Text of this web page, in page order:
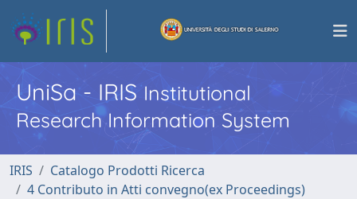
UniSa - IRISInstitutional
Research Information System
IRIS
Catalogo Prodotti Ricerca
4 Contributo in Atti convegno(ex Proceedings)